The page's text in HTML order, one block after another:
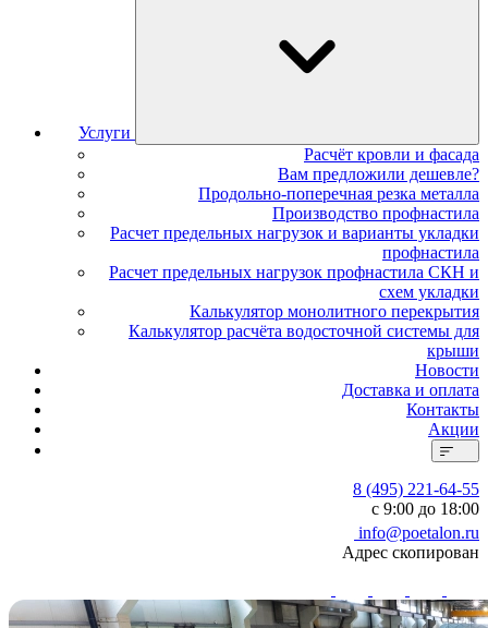
Услуги
Расчёт кровли и фасада
Вам предложили дешевле?
Продольно-поперечная резка металла
Производство профнастила
Расчет предельных нагрузок и варианты укладки
профнастила
Расчет предельных нагрузок профнастила СКН и
схем укладки
Калькулятор монолитного перекрытия
Калькулятор расчёта водосточной системы для
крыши
Новости
Доставка и оплата
Контакты
Акции
8 (495) 221-64-55
с 9:00 до 18:00
info@poetalon.ru
Адрес скопирован